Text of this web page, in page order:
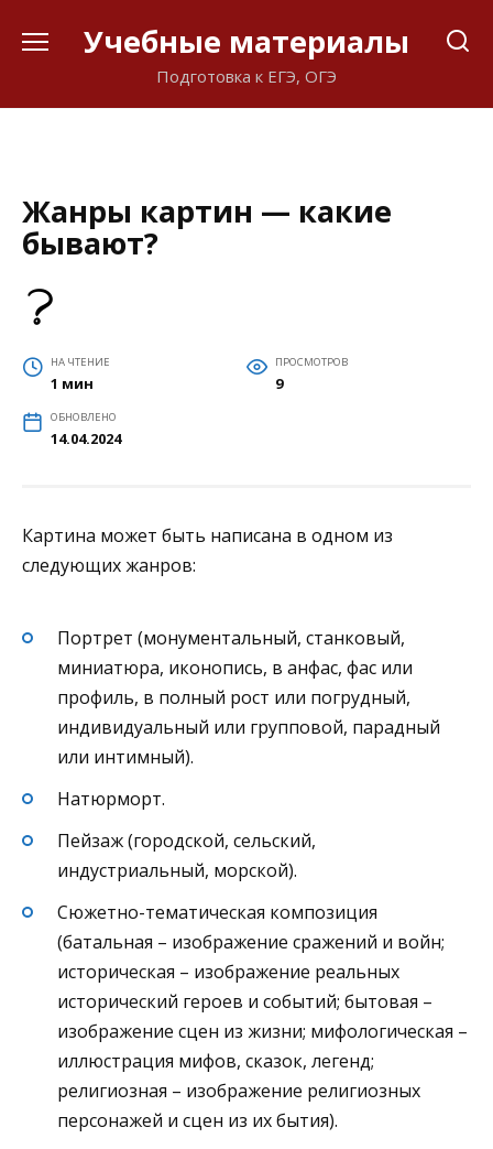
Учебные материалы
Подготовка к ЕГЭ, ОГЭ
Жанры картин — какие
бывают?
НА ЧТЕНИЕ
1 мин
ПРОСМОТРОВ
9
ОБНОВЛЕНО
14.04.2024
Картина может быть написана в одном из
следующих жанров:
Портрет (монументальный, станковый,
миниатюра, иконопись, в анфас, фас или
профиль, в полный рост или погрудный,
индивидуальный или групповой, парадный
или интимный).
Натюрморт.
Пейзаж (городской, сельский,
индустриальный, морской).
Сюжетно-тематическая композиция
(батальная – изображение сражений и войн;
историческая – изображение реальных
исторический героев и событий; бытовая –
изображение сцен из жизни; мифологическая –
иллюстрация мифов, сказок, легенд;
религиозная – изображение религиозных
персонажей и сцен из их бытия).